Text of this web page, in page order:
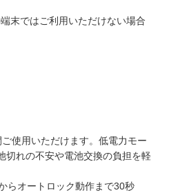
末ではご利用いただけない場合
使用いただけます。低電力モー
切れの不安や電池交換の負担を軽
らオートロック動作まで30秒